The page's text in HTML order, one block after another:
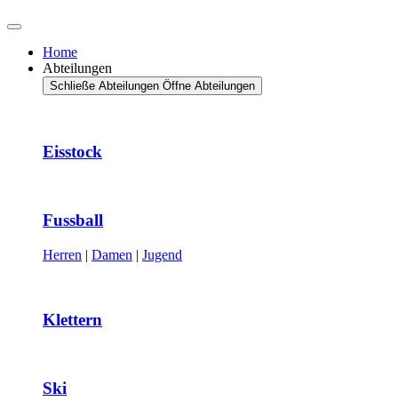
Home
Abteilungen
Schließe Abteilungen Öffne Abteilungen
Eisstock
Fussball
Herren | Damen | Jugend
Klettern
Ski